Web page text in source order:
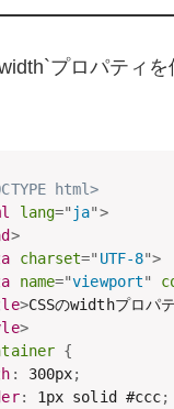
プロパティ
html>
lang="ja">
>
charset="UTF-8">
name="viewport"
>CSSのwidthプロパ
>
{
: 300px;
: 1px solid #ccc;